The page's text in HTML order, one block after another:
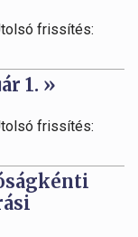
frissítés:
1. »
frissítés: